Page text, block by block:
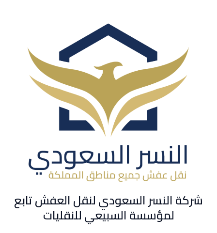
شركة النسر السعودي لنقل العفش تابع
لمؤسسة السبيعي للنقليات